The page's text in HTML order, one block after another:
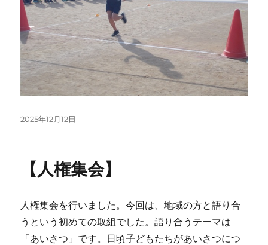
投
2025年12月12日
【人権集会】
人権集会を行いました。今回は、地域の方と語り合
うという初めての取組でした。語り合うテーマは
「あいさつ」です。日頃子どもたちがあいさつにつ